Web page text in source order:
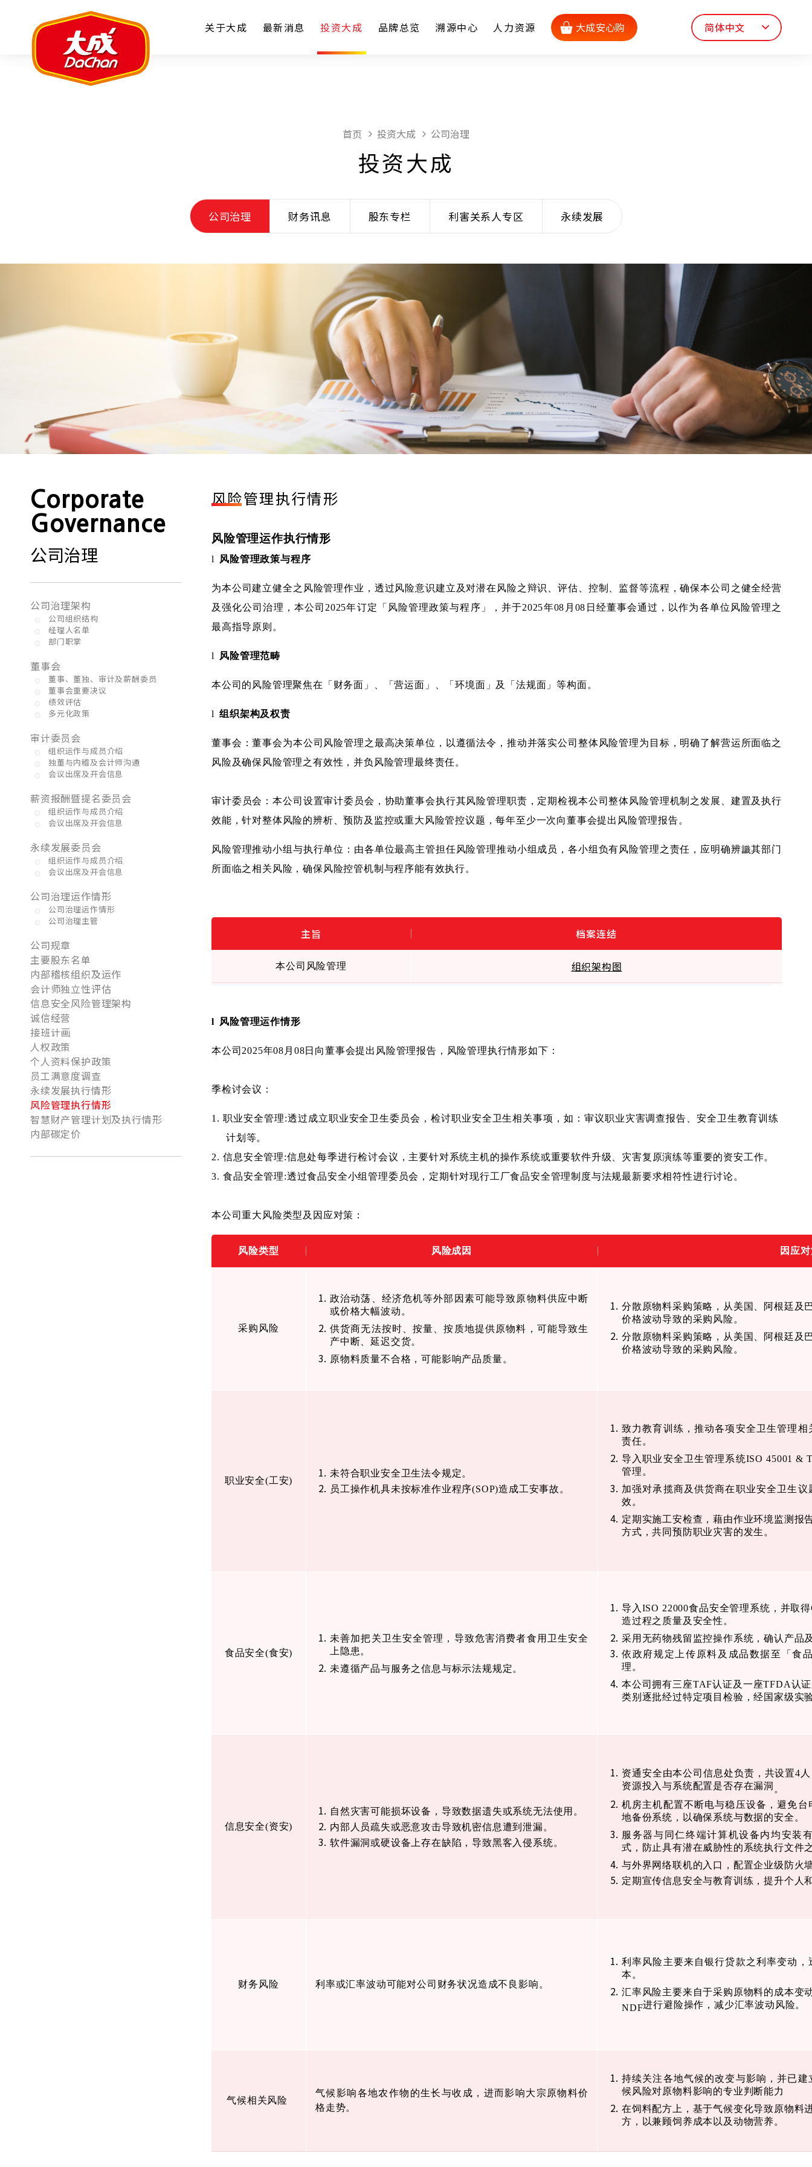
关于大成 最新消息 投资大成 品牌总览 溯源中心 人力资源 大成安心购 简体中文
首页 投资大成 公司治理
投资大成
公司治理 财务讯息 股东专栏 利害关系人专区 永续发展
Corporate
Governance
公司治理
公司治理架构
公司组织结构
经理人名单
部门职掌
董事会
董事、董独、审计及薪酬委员
董事会重要决议
绩效评估
多元化政策
审计委员会
组织运作与成员介绍
独董与内稽及会计师沟通
会议出席及开会信息
薪资报酬暨提名委员会
组织运作与成员介绍
会议出席及开会信息
永续发展委员会
组织运作与成员介绍
会议出席及开会信息
公司治理运作情形
公司治理运作情形
公司治理主管
公司规章
主要股东名单
内部稽核组织及运作
会计师独立性评估
信息安全风险管理架构
诚信经营
接班计画
人权政策
个人资料保护政策
员工满意度调查
永续发展执行情形
风险管理执行情形
智慧财产管理计划及执行情形
内部碳定价
风险管理执行情形
风险管理运作执行情形
l 风险管理政策与程序
为本公司建立健全之风险管理作业，透过风险意识建立及对潜在风险之辩识、评估、控制、监督等流程，确保本公司之健全经营
及强化公司治理，本公司 2025年订定「风险管理政策与程序」，并于2025年08 月 08 日经董事会通过，以作为各单位风险管理之
最高指导原则。
l 风险管理范畴
本公司的风险管理聚焦在「财务面」、「营运面」、「环境面」及「法规面」等构面。
l 组织架构及权责
董事会：董事会为本公司风险管理之最高决策单位，以遵循法令，推动并落实公司整体风险管理为目标，明确了解营运所面临之
风险及确保风险管理之有效性，并负风险管理最终责任。
审计委员会：本公司设置审计委员会，协助董事会执行其风险管理职责，定期检视本公司整体风险管理机制之发展、建置及执行
效能，针对整体风险的辨析、预防及监控或重大风险管控议题，每年至少一次向董事会提出风险管理报告。
风险管理推动小组与执行单位：由各单位最高主管担任风险管理推动小组成员，各小组负有风险管理之责任，应明确辨識其部门
所面临之相关风险，确保风险控管机制与程序能有效执行。
主旨 档案连结
本公司风险管理 组织架构图
l 风险管理运作情形
本公司 2025年08 月 08日向董事会提出风险管理报告，风险管理执行情形如下：
季检讨会议：
1. 职业安全管理:透过成立职业安全卫生委员会，检讨职业安全卫生相关事项，如：审议职业灾害调查报告、安全卫生教育训练
计划等。
2. 信息安全管理:信息处每季进行检讨会议，主要针对系统主机的操作系统或重要软件升级、灾害复原演练等重要的资安工作。
3. 食品安全管理:透过食品安全小组管理委员会，定期针对现行工厂食品安全管理制度与法规最新要求相符性进行讨论。
本公司重大风险类型及因应对策：
风险类型 风险成因 因应
采购风险
政治动荡、经济危机等外部因素可能导致原物料供应中断
或价格大幅波动。
供货商无法按时、按量、按质地提供原物料，可能导致生
产中断、延迟交货。
原物料质量不合格，可能影响产品质量。
分散原物料采购策略，从美国、阿根廷及
价格波动导致的采购风险。
分散原物料采购策略，从美国、阿根廷及
价格波动导致的采购风险。
职业安全(工安)
未符合职业安全卫生法令规定。
员工操作机具未按标准作业程序(SOP)造成工安事故。
致力教育训练，推动各项安全卫生管理
责任。
导入职业安全卫生管理系统ISO 45001 &
管理。
加强对承揽商及供货商在职业安全卫生
效。
定期实施工安检查，藉由作业环境监测报
方式，共同预防职业灾害的发生。
食品安全(食安)
未善加把关卫生安全管理，导致危害消费者食用卫生安全
上隐患。
未遵循产品与服务之信息与标示法规规定。
导入 ISO 22000食品安全管理系统，并取得
造过程之质量及安全性。
采用无药物残留监控操作系统，确认产品
依政府规定上传原料及成品数据至「食
理。
本公司拥有三座TAF认证及一座TFDA认
类别逐批经过特定项目检验，经国家级实
信息安全(资安)
自然灾害可能损坏设备，导致数据遗失或系统无法使用。
内部人员疏失或恶意攻击导致机密信息遭到泄漏。
软件漏洞或硬设备上存在缺陷，导致黑客入侵系统。
资通安全由本公司信息处负责，共设置4
资源投入与系统配置是否存在漏洞 。
机房主机配置不断电与稳压设备，避免
地备份系统，以确保系统与数据的安全。
服务器与同仁终端计算机设备内均安装
式，防止具有潜在威胁性的系统执行文件
与外界网络联机的入口，配置企业级防火
定期宣传信息安全与教育训练，提升个人
财务风险 利率或汇率波动可能对公司财务状况造成不良影响。
利率风险主要来自银行贷款之利率变动
本。
汇率风险主要来自于采购原物料的成本变
NDF进行避险操作，减少汇率波动风险。
气候相关风险
气候影响各地农作物的生长与收成，进而影响大宗原物料价
格走势。
持续关注各地气候的改变与影响，并已
候风险对原物料影响的专业判断能力
在饲料配方上，基于气候变化导致原物料
方，以兼顾饲养成本以及动物营养。